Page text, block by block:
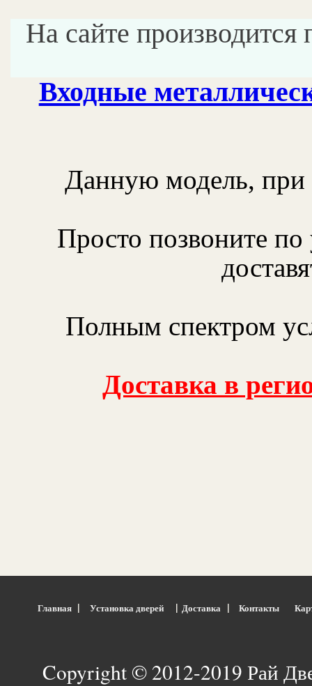
На сайте производится
Входные
Данную модель, при
Просто позвоните
Полным спектром
Доставка в
Главная | Установка дверей | Доставка | Контакты
Copyright © 2012-2019 Рай